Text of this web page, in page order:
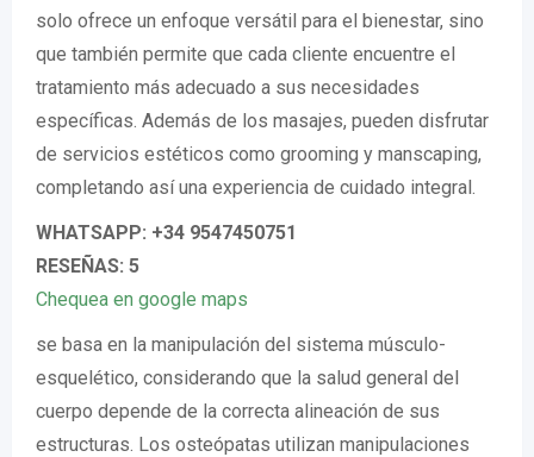
solo ofrece un enfoque versátil para el bienestar, sino
que también permite que cada cliente encuentre el
tratamiento más adecuado a sus necesidades
específicas. Además de los masajes, pueden disfrutar
de servicios estéticos como grooming y manscaping,
completando así una experiencia de cuidado integral.
WHATSAPP: +34 9547450751
RESEÑAS: 5
Chequea en google maps
se basa en la manipulación del sistema músculo-
esquelético, considerando que la salud general del
cuerpo depende de la correcta alineación de sus
estructuras. Los osteópatas utilizan manipulaciones